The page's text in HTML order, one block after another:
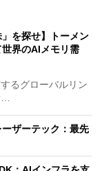
」を探せ】トーメン
界のAIメモリ需
るグローバルリン
ーザーテック：最先